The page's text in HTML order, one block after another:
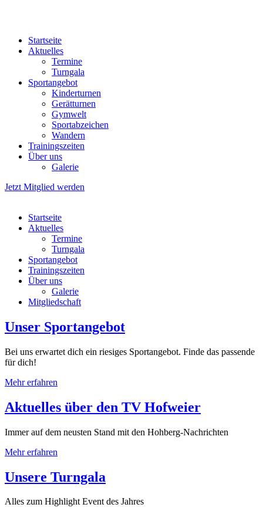
Startseite
Aktuelles
Termine
Turngala
Sportangebot
Kinderturnen
Gerätturnen
Gymwelt
Sportabzeichen
Wandern
Trainingszeiten
Über uns
Galerie
Jetzt Mitglied werden
Startseite
Aktuelles
Termine
Turngala
Sportangebot
Trainingszeiten
Über uns
Galerie
Mitgliedschaft
Unser Sportangebot
Bei uns erwartet dich ein riesiges Sportangebot. Finde das passende
für dich!
Mehr erfahren
Aktuelles über den TV Hofweier
Immer auf dem neusten Stand mit den Hohberg-Nachrichten
Mehr erfahren
Unsere Turngala
Alles zum Highlight Event des Jahres